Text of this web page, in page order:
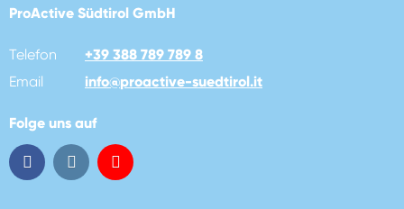
ProActive Südtirol GmbH
Telefon
+39 388 789 789 8
Email
info@proactive-suedtirol.it
Folge uns auf